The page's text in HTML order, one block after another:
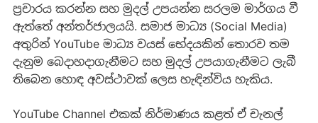
ප්‍රචාරය කරන්න සහ මුදල් උපයන්න සරලම මාර්ගය වී
ඇත්තේ අන්තර්ජාලයයි. සමාජ මාධ්‍ය (Social Media)
අතුරින් YouTube මාධ්‍ය වයස් භේදයකින් තොරව තම
දැනුම බෙදාහදාගැනීමට සහ මුදල් උපයාගැනීමට ලැබී
තිබෙන හොඳ අවස්ථාවක් ලෙස හැඳින්විය හැකිය.
YouTube Channel එකක් නිර්මාණය කළත් ඒ චැනල්